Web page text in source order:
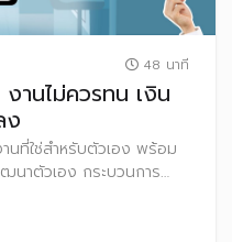
48 นาที
านไม่ควรทน เงิน
ง
นที่ใช่สำหรับตัวเอง พร้อม
นาตัวเอง กระบวนการ
ชน์ที่มนุษย์เงินควรรู้